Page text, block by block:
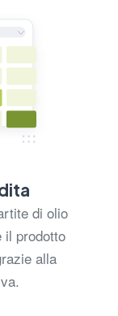
di olio
il prodotto
alla